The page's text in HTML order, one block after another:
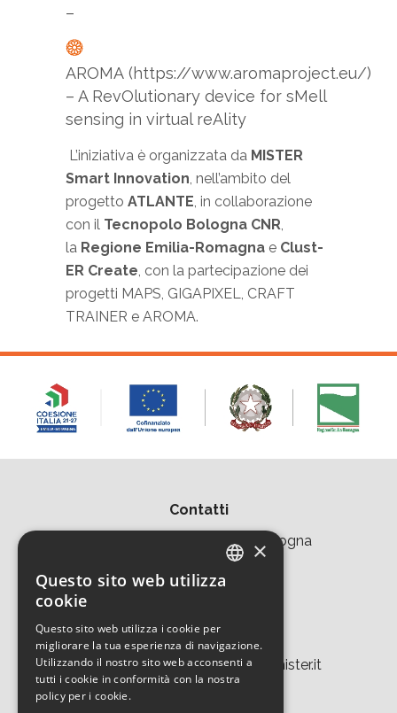
–
AROMA (https://www.aromaproject.eu/)
– A RevOlutionary device for sMell
sensing in virtual reAlity
L’iniziativa è organizzata da MISTER
Smart Innovation , nell’ambito del
progetto ATLANTE , in collaborazione
con il Tecnopolo Bologna CNR
la Regione Emilia-Romagna e Clust-
ER Create , con la partecipazione dei
progetti MAPS, GIGAPIXEL, CRAFT
TRAINER e AROMA.
Contatti
Area della Ricerca CNR di Bologna
Via Piero Gobetti 101
Tel. +39 051 639 8457
tecnopolo.bo.cnr@laboratoriomister.it
×
Questo sito web utilizza
cookie
Questo sito web utilizza i cookie per
migliorare la tua esperienza di navigazione.
Utilizzando il nostro sito web acconsenti a
tutti i cookie in conformità con la nostra
policy per i cookie.